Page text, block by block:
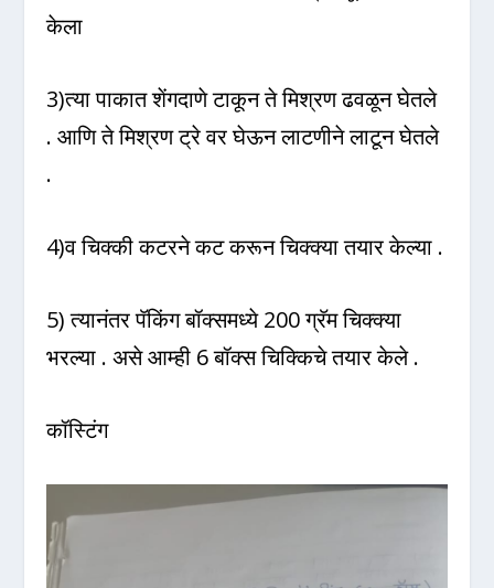
केला
3)त्या पाकात शेंगदाणे टाकून ते मिश्रण ढवळून घेतले
. आणि ते मिश्रण ट्रे वर घेऊन लाटणीने लाटून घेतले
.
4)व चिक्की कटरने कट करून चिक्क्या तयार केल्या .
5) त्यानंतर पॅकिंग बॉक्समध्ये 200 ग्रॅम चिक्क्या
भरल्या . असे आम्ही 6 बॉक्स चिक्किचे तयार केले .
कॉस्टिंग